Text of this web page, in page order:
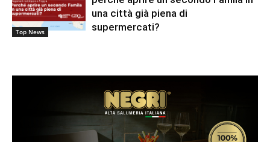
Top News
una città già piena di
supermercati?